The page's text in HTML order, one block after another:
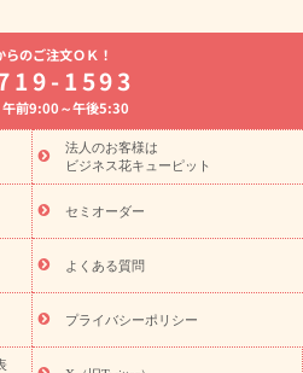
花特集
誕生日フラワーギフト特集
)
開店・開業祝い
お供え・お悔やみの花
に贈る花 胡蝶蘭・花鉢
ント
ひまわり ギフト・プレゼント
季節のイベント
お盆 花（新
初盆）
お盆・お供え 花とセットギ
ドフラワー
ひまわり ギフト・プ
中元・暑中見舞い 花のギフト特集
プレゼント特集
敬老の日 花のおすすめランキング
敬
ゼント特集
敬老の日 花とセットギ
日の花 全てのギフト一覧
キャン
ディアンズ』コラボキャンペーン
らのご注文ＯＫ！
1593
前9:00～午後5:30
法人のお客様は
ビジネス花キューピット
セミオーダー
よくある質問
プライバシーポリシー